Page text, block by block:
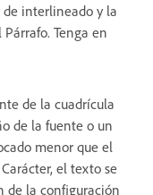
interlineado y la
Tenga en
de la cuadrícula
de la fuente o un
menor que el
el texto se
de la configuración